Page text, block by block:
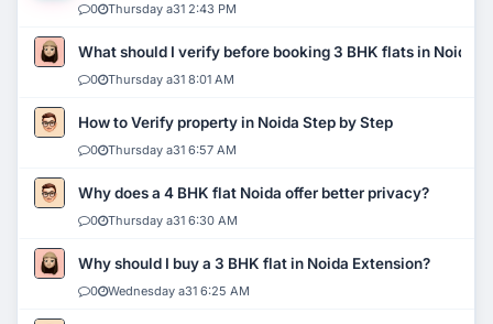
0 Thursday a31 2:43 PM
What should I verify before booking 3 BHK flats in Noida?
0 Thursday a31 8:01 AM
How to Verify property in Noida Step by Step
0 Thursday a31 6:57 AM
Why does a 4 BHK flat Noida offer better privacy?
0 Thursday a31 6:30 AM
Why should I buy a 3 BHK flat in Noida Extension?
0 Wednesday a31 6:25 AM